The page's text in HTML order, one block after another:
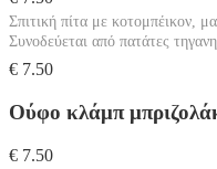
Σπιτική πίτα με κοτομπέικον,
Συνοδεύεται από πατάτες
€ 7.50
Ούφο κλάμπ
€ 7.50